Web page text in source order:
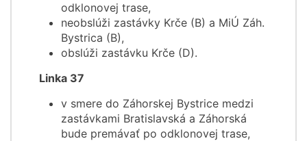
odklonovej trase,
neobslúži zastávky Krče (B) a MiÚ Záh.
Bystrica (B),
obslúži zastávku Krče (D).
Linka 37
v smere do Záhorskej Bystrice medzi
zastávkami Bratislavská a Záhorská
bude premávať po odklonovej trase,